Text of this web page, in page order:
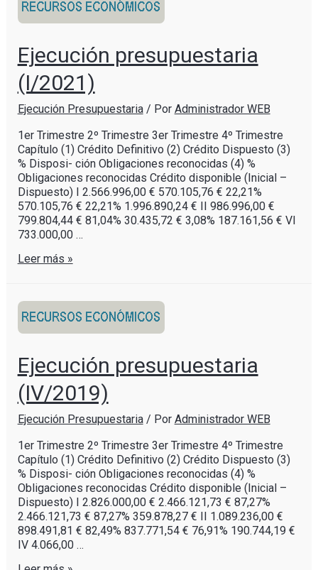
Ejecución presupuestaria
(I/2021)
Ejecución Presupuestaria/ Por Administrador WEB
1er Trimestre 2º Trimestre 3er Trimestre 4º Trimestre
Capítulo (1) Crédito Definitivo (2) Crédito Dispuesto (3)
% Disposi- ción Obligaciones reconocidas (4) %
Obligaciones reconocidas Crédito disponible (Inicial –
Dispuesto) I 2.566.996,00 € 570.105,76 € 22,21%
570.105,76 € 22,21% 1.996.890,24 € II 986.996,00 €
799.804,44 € 81,04% 30.435,72 € 3,08% 187.161,56 € VI
733.000,00 …
Leer más »
Ejecución presupuestaria
(IV/2019)
Ejecución Presupuestaria/ Por Administrador WEB
1er Trimestre 2º Trimestre 3er Trimestre 4º Trimestre
Capítulo (1) Crédito Definitivo (2) Crédito Dispuesto (3)
% Disposi- ción Obligaciones reconocidas (4) %
Obligaciones reconocidas Crédito disponible (Inicial –
Dispuesto) I 2.826.000,00 € 2.466.121,73 € 87,27%
2.466.121,73 € 87,27% 359.878,27 € II 1.089.236,00 €
898.491,81 € 82,49% 837.771,54 € 76,91% 190.744,19 €
IV 4.066,00 …